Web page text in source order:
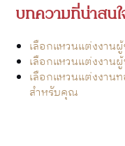
บทความที่น่าสน
เลือกแหวนแต่งงาน
เลือกแหวนแต่งงา
เลือกแหวนแต่งงาน
สำหรับคุณ